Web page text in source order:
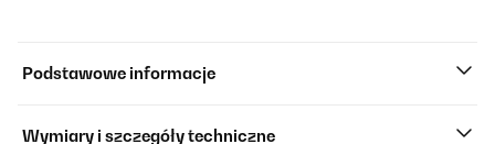
Podstawowe informacje
Wymiary i szczegóły techniczne